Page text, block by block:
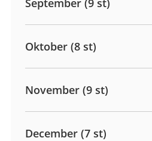
Oktober (8 st)
November (9 st)
December (7 st)